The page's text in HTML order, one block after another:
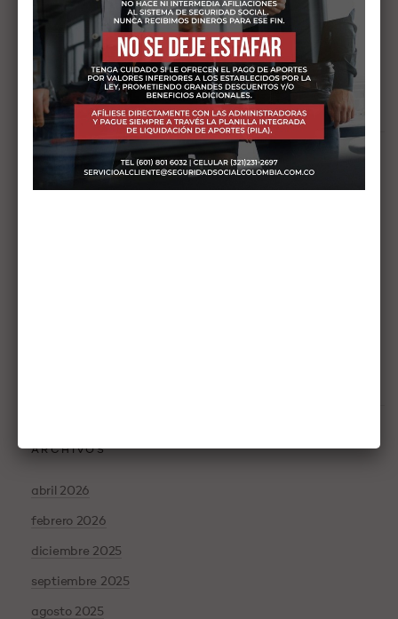
Reforma pensional 2025: Si pasa el examen constitucional,
los fondos privados perderían 6,3 millones de cotizantes
Pago mensual de cesantías: ¿Qué cambia?
COMENTARIOS RECIENTES
ARCHIVOS
abril 2026
febrero 2026
diciembre 2025
septiembre 2025
agosto 2025